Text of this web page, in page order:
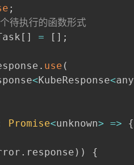
;
待执行的函数形式
[ ] = [ ] ;
. use (
<KubeResponse<any
Promise<unknown> => {
. response ) )
{